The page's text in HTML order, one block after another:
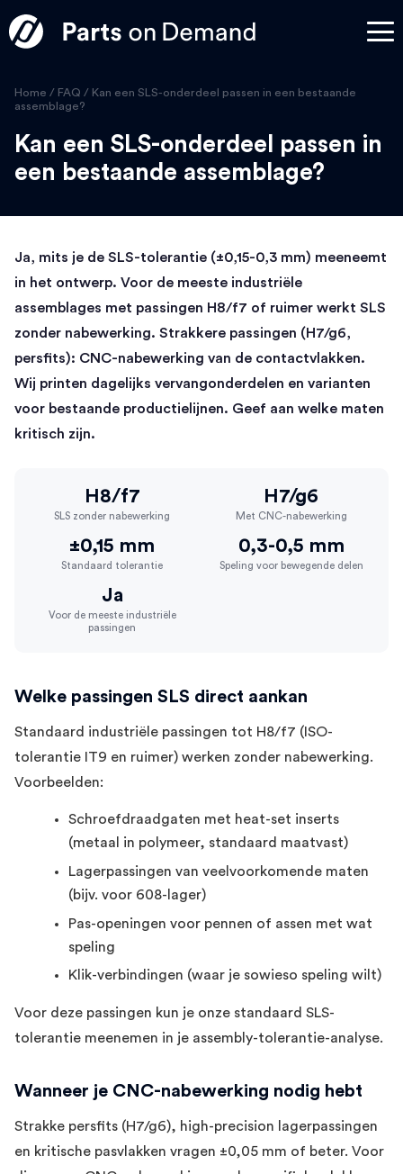
Home / FAQ / Kan een SLS-onderdeel passen in een bestaande
assemblage?
Kan een SLS-onderdeel passen in
een bestaande assemblage?
Ja, mits je de SLS-tolerantie (±0,15-0,3 mm) meeneemt
in het ontwerp. Voor de meeste industriële
assemblages met passingen H8/f7 of ruimer werkt SLS
zonder nabewerking. Strakkere passingen (H7/g6,
persfits): CNC-nabewerking van de contactvlakken.
Wij printen dagelijks vervangonderdelen en varianten
voor bestaande productielijnen. Geef aan welke maten
kritisch zijn.
H8/f7
SLS zonder nabewerking
H7/g6
Met CNC-nabewerking
±0,15 mm
Standaard tolerantie
0,3-0,5 mm
Speling voor bewegende delen
Ja
Voor de meeste industriële
passingen
Welke passingen SLS direct aankan
Standaard industriële passingen tot H8/f7 (ISO-
tolerantie IT9 en ruimer) werken zonder nabewerking.
Voorbeelden:
Schroefdraadgaten met heat-set inserts
(metaal in polymeer, standaard maatvast)
Lagerpassingen van veelvoorkomende maten
(bijv. voor 608-lager)
Pas-openingen voor pennen of assen met wat
speling
Klik-verbindingen (waar je sowieso speling wilt)
Voor deze passingen kun je onze standaard SLS-
tolerantie meenemen in je assembly-tolerantie-analyse.
Wanneer je CNC-nabewerking nodig hebt
Strakke persfits (H7/g6), high-precision lagerpassingen
en kritische pasvlakken vragen ±0,05 mm of beter. Voor